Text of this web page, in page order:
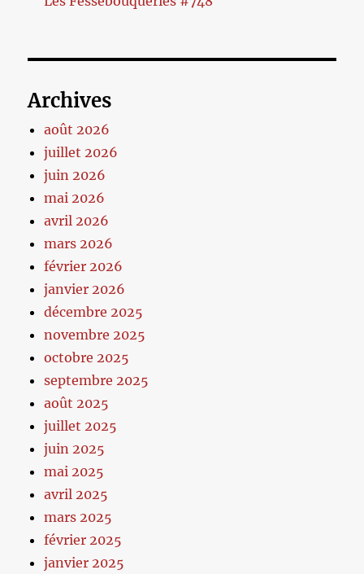
Archives
août 2026
juillet 2026
juin 2026
mai 2026
avril 2026
mars 2026
février 2026
janvier 2026
décembre 2025
novembre 2025
octobre 2025
septembre 2025
août 2025
juillet 2025
juin 2025
mai 2025
avril 2025
mars 2025
février 2025
janvier 2025